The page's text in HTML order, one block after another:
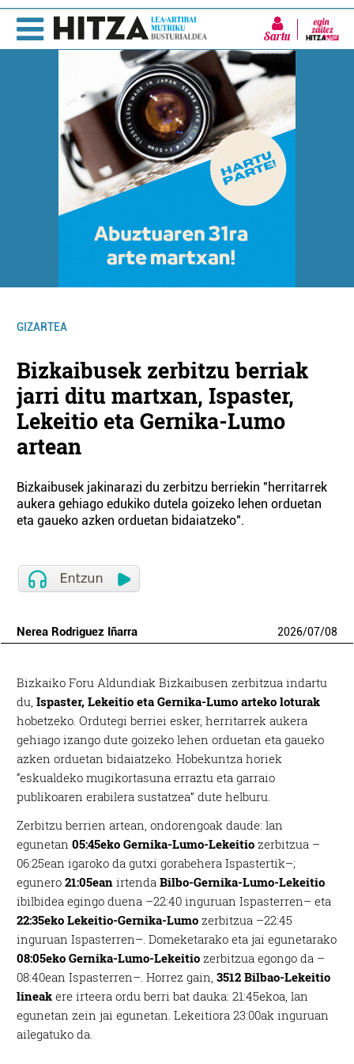
Sartu
GIZARTEA
Bizkaibusek zerbitzu berriak
jarri ditu martxan, Ispaster,
Lekeitio eta Gernika-Lumo
artean
Bizkaibusek jakinarazi du zerbitzu berriekin "herritarrek
aukera gehiago edukiko dutela goizeko lehen orduetan
eta gaueko azken orduetan bidaiatzeko".
Nerea Rodriguez Iñarra 2026/07/08
Bizkaiko Foru Aldundiak Bizkaibusen zerbitzua indartu
du, Ispaster, Lekeitio eta Gernika-Lumo arteko loturak
hobetzeko. Ordutegi berriei esker, herritarrek aukera
gehiago izango dute goizeko lehen orduetan eta gaueko
azken orduetan bidaiatzeko. Hobekuntza horiek
“eskualdeko mugikortasuna erraztu eta garraio
publikoaren erabilera sustatzea” dute helburu.
Zerbitzu berrien artean, ondorengoak daude: lan
egunetan05:45eko Gernika-Lumo-Lekeitiozerbitzua –
06:25ean igaroko da gutxi gorabehera Ispastertik–;
egunero21:05ean irtenda Bilbo-Gernika-Lumo-Lekeitio
ibilbidea egingo duena –22:40 inguruan Ispasterren– eta
22:35eko Lekeitio-Gernika-Lumo zerbitzua –22:45
inguruan Ispasterren–. Domeketarako eta jai egunetarako
08:05eko Gernika-Lumo-Lekeitio zerbitzua egongo da –
08:40ean Ispasterren–. Horrez gain,3512 Bilbao-Lekeitio
lineak ere irteera ordu berri bat dauka: 21:45ekoa, lan
egunetan zein jai egunetan. Lekeitiora 23:00ak inguruan
ailegatuko da.